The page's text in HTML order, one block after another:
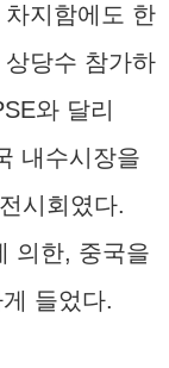
지함에도 한
당수 참가하
와 달리
내수시장을
시회였다.
의한, 중국을
들었다.